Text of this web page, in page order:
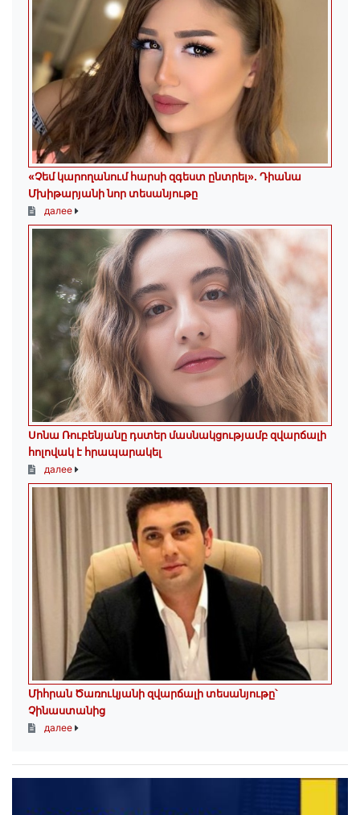
«Չեմ կարողանում հարսի զգեստ ընտրել». Դիանա
Մխիթարյանի նոր տեսանյութը
далее
Սոնա Ռուբենյանը դստեր մասնակցությամբ զվարճալի
հոլովակ է հրապարակել
далее
Միհրան Ծառուկյանի զվարճալի տեսանյութը՝
Չինաստանից
далее